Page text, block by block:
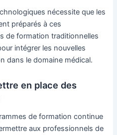
nécessite que les
préparés à ces
de formation traditionnelles
intégrer les nouvelles
dans le domaine médical.
en place des
de formation continue
aux professionnels de